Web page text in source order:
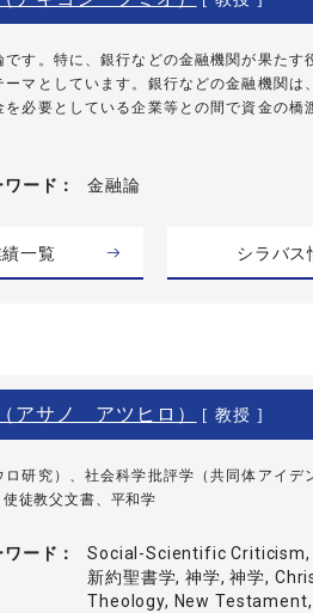
です。特に、銀行などの金融機関が果たす
ーマとしています。銀行などの金融機関は
を必要としている企業等との間で資金の橋
ワード 金融論
一覧 シラバス
アサノ アツヒロ） [ 教授 ]
研究）、社会科学批評学（共同体アイデ
徒教父文書、平和学
ワード
Social-Scientific Criticism,
新約聖書学, 神学, 神学,
Theology, New